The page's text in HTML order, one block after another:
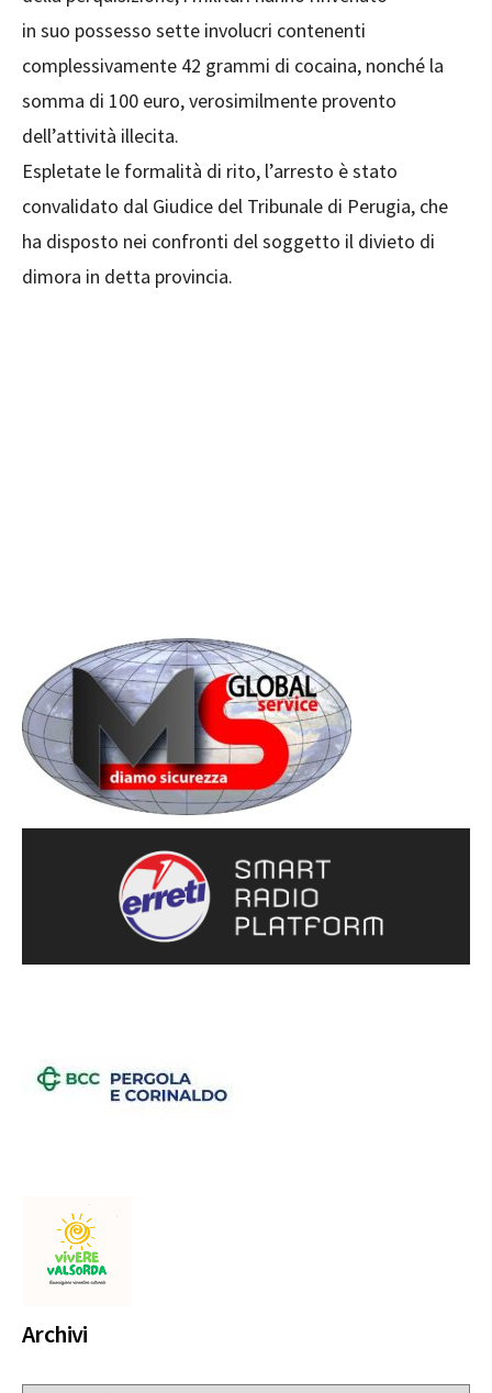
in suo possesso sette involucri contenenti
complessivamente 42 grammi di cocaina, nonché la
somma di 100 euro, verosimilmente provento
dell’attività illecita.
Espletate le formalità di rito, l’arresto è stato
convalidato dal Giudice del Tribunale di Perugia, che
ha disposto nei confronti del soggetto il divieto di
dimora in detta provincia.
Archivi
Archivi